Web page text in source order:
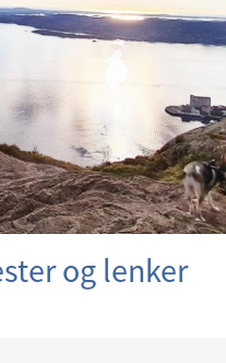
og lenker